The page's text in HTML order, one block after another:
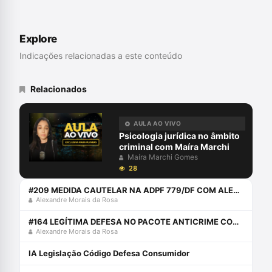
(PUC-PR), em Panorama Interdisciplinar do
mediação, conciliação e justiça
de Florianópolis e São José e da
Academia da Polícia Civil de Santa
Catarina. Autora de \"BOPE: O fardo da
farda\" e \"Dosimetria da pena e
psicologizações: o operador do direito e a
violência sexual\", além de capítulos de
livros e artigos científicos.
Explore
Indicações relacionadas a este conteúdo
Relacionados
AULA AO VIVO
Psicologia jurídica no âmbito
criminal com Maíra Marchi
Maíra Marchi Gomes
28
#209 MEDIDA CAUTELAR NA ADPF 779/DF COM ALEXANDRE
Alexandre Morais da Rosa
#164 LEGÍTIMA DEFESA NO PACOTE ANTICRIME COM YURI CARNEIRO
Alexandre Morais da Rosa
IA Legislação Código Defesa Consumidor